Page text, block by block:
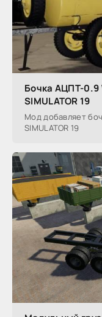
Бочка АЦПТ-0.9
SIMULATOR 19
Мод добавляет
SIMULATOR 19